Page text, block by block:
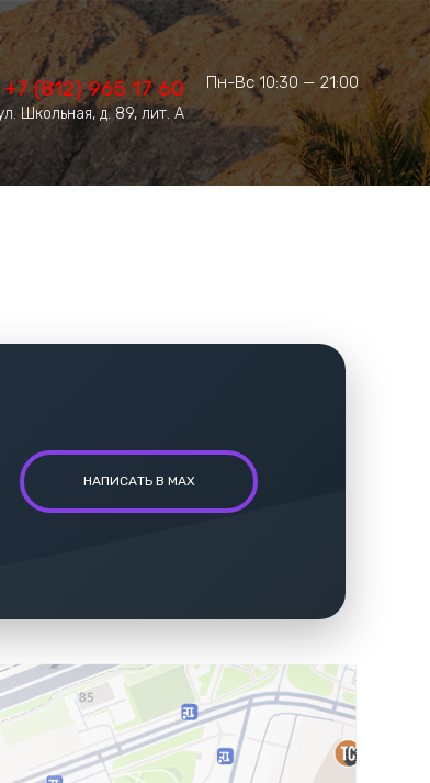
+7 (812) 965 17 60
Школьная, д. 89, лит. А
Пн-Вс 10:30 — 21:00
НАПИСАТЬ В MAX